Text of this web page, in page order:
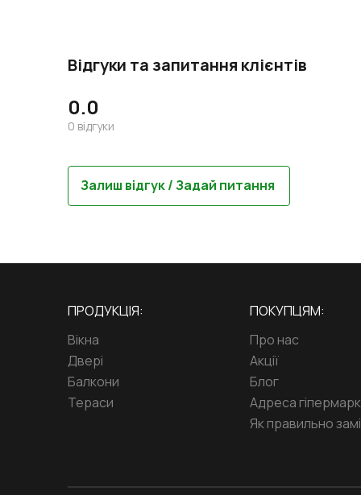
Відгуки та запитання клієнтів
0.0
0 відгуки
Залиш відгук / Задай питання
ПРОДУКЦІЯ:
Вікна
Двері
Балкони
Тераси
ПОКУПЦЯМ:
Про нас
Акції
Блог
Адреса
Як правильно